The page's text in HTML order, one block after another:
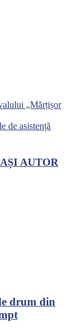
„Mărțișor
de asistență
AUTOR
drum din